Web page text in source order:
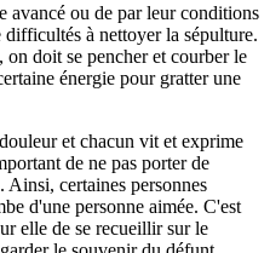
avancé ou de par leur conditions
à nettoyer la sépulture.
doit se pencher et courber le
énergie pour gratter une
et chacun vit et exprime
de ne pas porter de
Ainsi, certaines personnes
d'une personne aimée. C'est
elle de se recueillir sur le